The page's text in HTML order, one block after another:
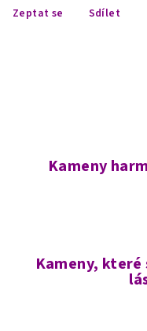
Zeptat se Sdílet
Kameny
Kameny, které